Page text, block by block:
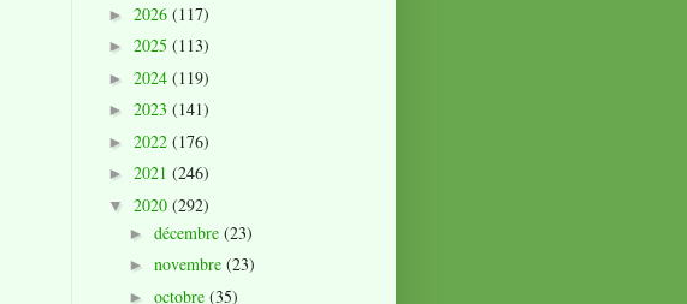
► 2026 (117)
► 2025 (113)
► 2024 (119)
► 2023 (141)
► 2022 (176)
► 2021 (246)
▼ 2020 (292)
► décembre (23)
► novembre (23)
► octobre (35)